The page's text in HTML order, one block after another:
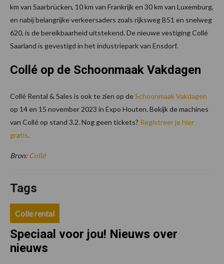
km van Saarbrücken, 10 km van Frankrijk en 30 km van Luxemburg,
en nabij belangrijke verkeersaders zoals rijksweg B51 en snelweg
620, is de bereikbaarheid uitstekend. De nieuwe vestiging Collé
Saarland is gevestigd in het industriepark van Ensdorf.
Collé op de Schoonmaak Vakdagen
Collé Rental & Sales is ook te zien op deSchoonmaak Vakdagen
op 14 en 15 november 2023 in Expo Houten. Bekijk de machines
van Collé op stand 3.2. Nog geen tickets? Registreer je hier
gratis.
Bron: Collé
Tags
Colle rental
Speciaal voor jou! Nieuws over
nieuws